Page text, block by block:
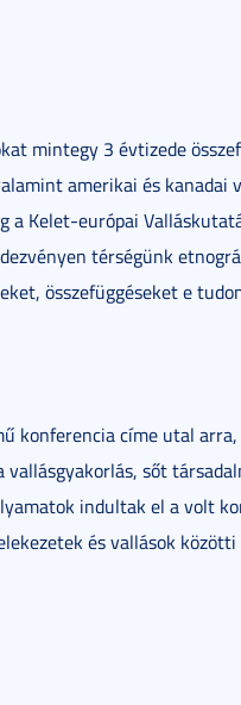
mintegy 3 évtizede
amerikai és kanadai
a Kelet-európai
térségünk
összefüggéseket e
konferencia címe utal
vallásgyakorlás, sőt
indultak el a volt
és vallások közötti